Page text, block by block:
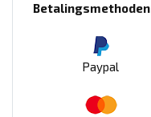
Betalingsmethoden
Paypal